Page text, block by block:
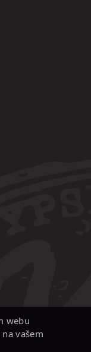
webu
vašem